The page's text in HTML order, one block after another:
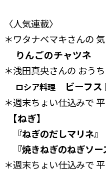
〈人気連載〉
＊ワタナベマキさんの
りんごのチャツネ
＊浅田真央さんの おう
ロシア料理 ビーフス
＊週末ちょい仕込みで
【ねぎ】
『ねぎのだしマリネ』
『焼きねぎのねぎソー
＊週末ちょい仕込みで